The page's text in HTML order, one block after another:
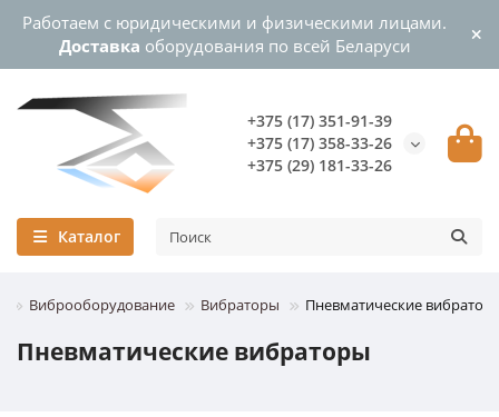
Работаем с юридическими и физическими лицами.
Доставка оборудования по всей Беларуси
+375 (17) 351-91-39
+375 (17) 358-33-26
+375 (29) 181-33-26
Каталог
Виброоборудование Вибраторы Пневматические
Пневматические вибраторы